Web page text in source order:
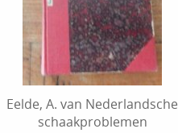
Eelde, A. van Nederlandsche
schaakproblemen